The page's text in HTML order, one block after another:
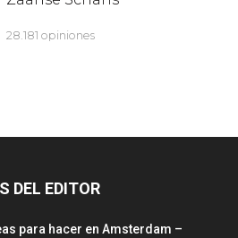
DEL EDITOR
para hacer en Amsterdam –